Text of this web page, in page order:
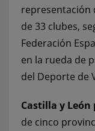
representación
de 33 clubes,
Federación
en la rueda de
del Deporte de
Castilla y
de cinco